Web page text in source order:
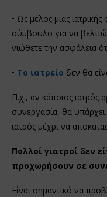
• Ως μέλος μιας
σύμβουλο για να
νιώθετε την ασφάλεια
• Το ιατρείο δεν θα
Π.χ., αν κάποιος ιατρός
συνεργασία, θα υπάρχει
ιατρός μέχρι να
Πολλοί γιατροί δεν
προχωρήσουν σε
Είναι σημαντικό να